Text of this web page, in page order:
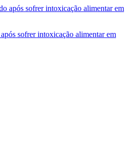
sofrer intoxicação alimentar em